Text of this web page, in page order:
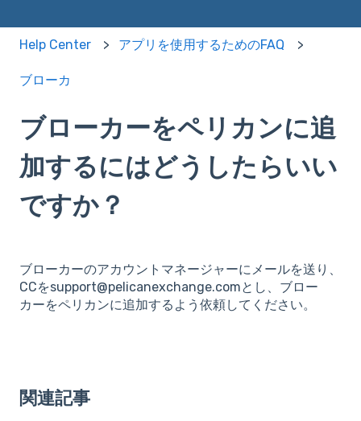
Help Center アプリを使用するためのFAQ
ブローカ
ブローカーをペリカンに追
加するにはどうしたらいい
ですか？
ブローカーのアカウントマネージャーにメールを送り、
CCをsupport@pelicanexchange.comとし、ブロー
カーをペリカンに追加するよう依頼してください。
関連記事